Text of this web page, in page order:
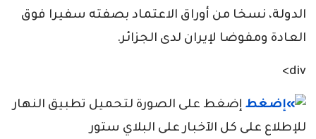
الدولة، نسخا من أوراق الاعتماد بصفته سفيرا فوق
العادة ومفوضا لإيران لدى الجزائر.
div>
إضغط على الصورة لتحميل تطبيق النهار
للإطلاع على كل الآخبار على البلاي ستور